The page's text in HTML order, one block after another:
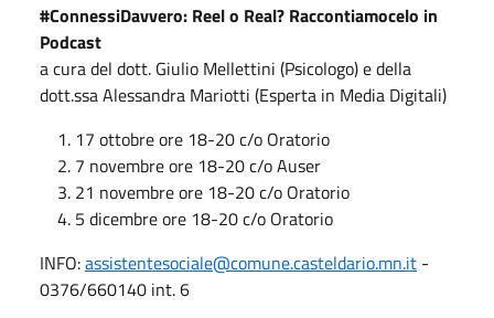
#ConnessiDavvero: Reel o Real? Raccontiamocelo in
Podcast
a cura del dott. Giulio Mellettini (Psicologo) e della
dott.ssa Alessandra Mariotti (Esperta in Media Digitali)
17 ottobre ore 18-20 c/o Oratorio
7 novembre ore 18-20 c/o Auser
21 novembre ore 18-20 c/o Oratorio
5 dicembre ore 18-20 c/o Oratorio
INFO:assistentesociale@comune.casteldario.mn.it -
0376/660140 int. 6